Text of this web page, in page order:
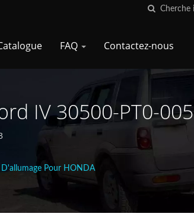
FAQ Contactez-nous
IV 30500-PT0-005
D'allumage Pour HONDA